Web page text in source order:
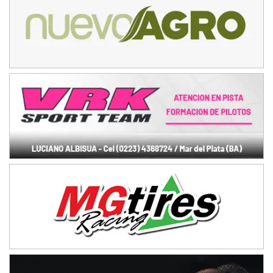
COBERTURA ESPECIAL DE E-KART.COM.AR
08/09-AGO
Baradero (Buenos Aires)
KDO - F6
Ciudad de Trenque Lauquen (Asfalto)
Trenque Lauquen (Buenos Aires)
ENTRERRIANO - F6 (POSTERGADA)
Parque de la Velocidad (Asfalto)
Villaguay (Entre Ríos)
VICTORIENSE - F7
El Cerro (Tierra)
Victoria (Entre Ríos)
PATAGONICO - F6
Gral. E. Godoy (Río Negro)